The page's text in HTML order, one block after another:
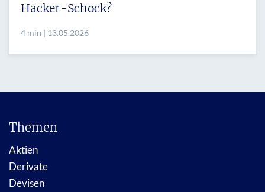
Hacker-Schock?
4 min | 13.05.2026
Themen
Aktien
Derivate
Devisen